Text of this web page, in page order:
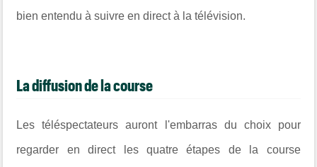
bien entendu à suivre en direct à la télévision.
La diffusion de la course
Les téléspectateurs auront l'embarras du choix pour
regarder en direct les quatre étapes de la course